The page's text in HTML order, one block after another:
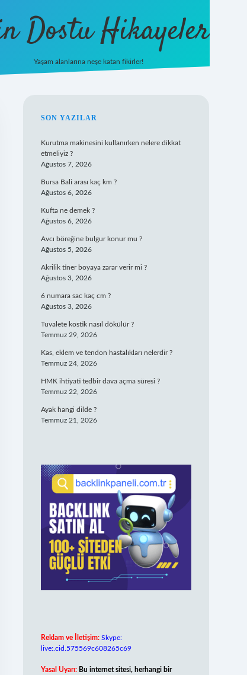
Dostu Hikayeler
Yaşam alanlarına neşe katan fikirler!
SIDEBAR
SON YAZILAR
Kurutma makinesini kullanırken nelere dikkat
etmeliyiz ?
Ağustos 7, 2026
Bursa Bali arası kaç km ?
Ağustos 6, 2026
Kufta ne demek ?
Ağustos 6, 2026
Avcı böreğine bulgur konur mu ?
Ağustos 5, 2026
Akrilik tiner boyaya zarar verir mi ?
Ağustos 3, 2026
6 numara sac kaç cm ?
Ağustos 3, 2026
Tuvalete kostik nasıl dökülür ?
Temmuz 29, 2026
Kas, eklem ve tendon hastalıkları nelerdir ?
Temmuz 24, 2026
HMK ihtiyati tedbir dava açma süresi ?
Temmuz 22, 2026
Ayak hangi dilde ?
Temmuz 21, 2026
Reklam ve İletişim: Skype:
live:.cid.575569c608265c69
Yasal Uyarı: Bu internet sitesi, herhangi bir